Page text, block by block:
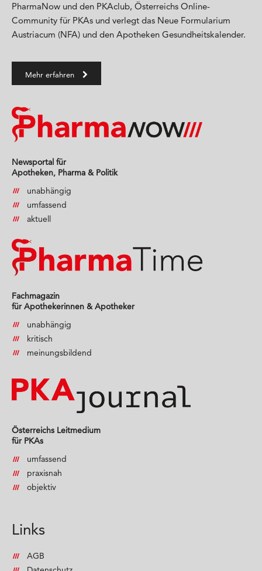
PharmaNow und den PKAclub, Österreichs Online-
Community für PKAs und verlegt das Neue Formularium
Austriacum (NFA) und den Apotheken Gesundheitskalender.
Mehr erfahren
Newsportal für
Apotheken, Pharma & Politik
unabhängig
umfassend
aktuell
Fachmagazin
für Apothekerinnen & Apotheker
unabhängig
kritisch
meinungsbildend
Österreichs Leitmedium
für PKAs
umfassend
praxisnah
objektiv
Links
AGB